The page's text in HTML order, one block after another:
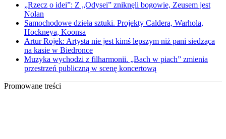
„Rzecz o idei”: Z „Odysei” zniknęli bogowie, Zeusem jest
Nolan
Samochodowe dzieła sztuki. Projekty Caldera, Warhola,
Hockneya, Koonsa
Artur Rojek: Artysta nie jest kimś lepszym niż pani siedząca
na kasie w Biedronce
Muzyka wychodzi z filharmonii. „Bach w piach” zmienia
przestrzeń publiczną w scenę koncertową
Promowane treści